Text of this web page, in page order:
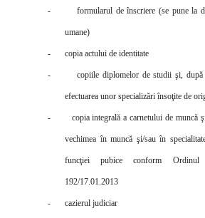
- formularul de înscriere (se pune la
umane)
- copia actului de identitate
- copiile diplomelor de studii şi, după
efectuarea unor specializări însoţite de
- copia integrală a carnetului de muncă
vechimea în muncă şi/sau în
funcţiei pubice conform Ordinul
192/17.01.2013
- cazierul judiciar